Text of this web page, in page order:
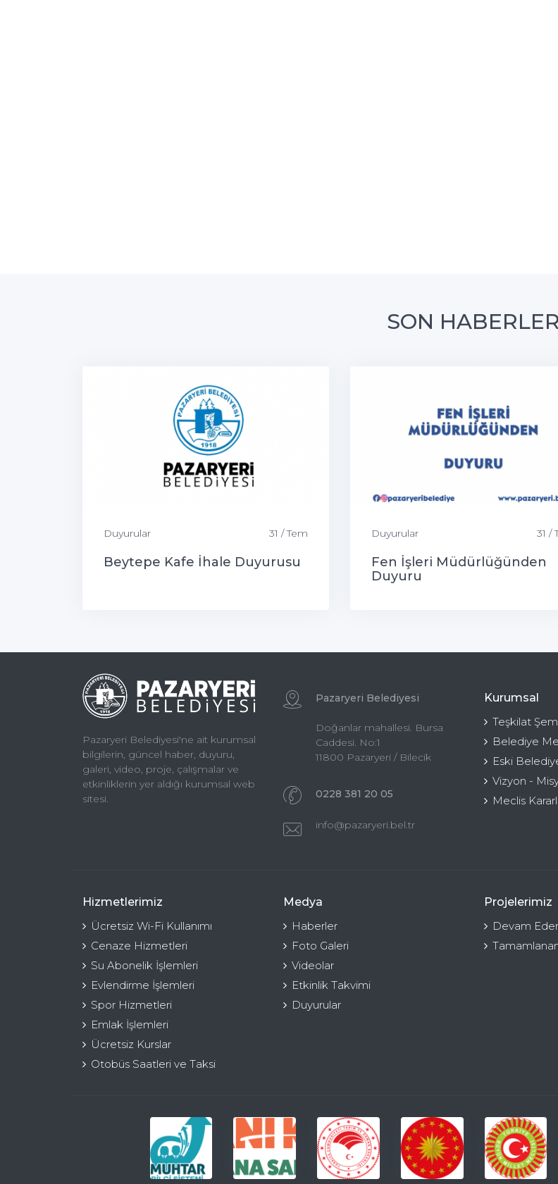
SON HABERLER
Duyurular 31 / Tem
Beytepe Kafe İhale Duyurusu
Duyurular 31 /
Fen İşleri Müdürlüğünden
Duyuru
Pazaryeri Belediyesi'ne ait kurumsal
bilgilerin, güncel haber, duyuru,
galeri, video, proje, çalışmalar ve
etkinliklerin yer aldığı kurumsal web
sitesi.
Pazaryeri Belediyesi
Doğanlar mahallesi. Bursa
Caddesi. No:1
11800 Pazaryeri / Bilecik
0228 381 20 05
info@pazaryeri.bel.tr
Kurumsal
Teşkilat
Belediye
Eski
Vizyon -
Meclis
Hizmetlerimiz
Ücretsiz Wi-Fi Kullanımı
Cenaze Hizmetleri
Su Abonelik İşlemleri
Evlendirme İşlemleri
Spor Hizmetleri
Emlak İşlemleri
Ücretsiz Kurslar
Otobüs Saatleri ve Taksi
Medya
Haberler
Foto Galeri
Videolar
Etkinlik Takvimi
Duyurular
Projelerimiz
Devam